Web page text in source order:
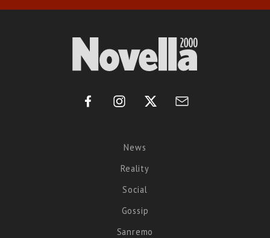
News
Reality
Social
Gossip
Sanremo